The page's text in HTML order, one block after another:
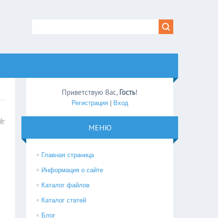
Приветствую Вас, Гость!
Регистрация| Вход
МЕНЮ
Главная страница
Информация о сайте
Каталог файлов
Каталог статей
Блог